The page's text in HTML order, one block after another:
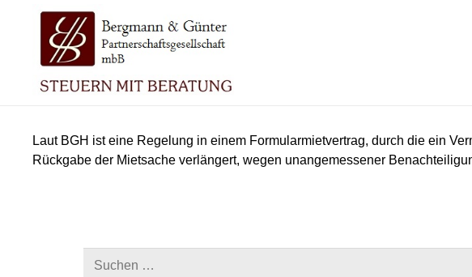
Laut BGH ist eine Regelung in einem Formularmietvertrag, durch die ein
Rückgabe der Mietsache verlängert, wegen unangemessener